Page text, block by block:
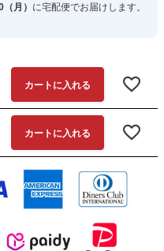
月） に宅配便でお届けします。
カートに入れる
カートに入れる